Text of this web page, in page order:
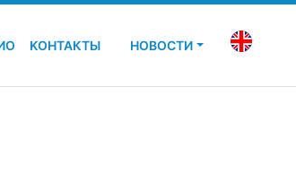
KОНТАКТЫ НОВОСТИ